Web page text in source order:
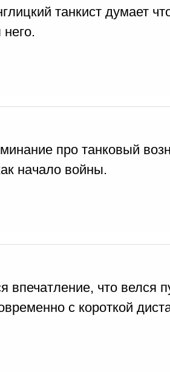
танкист думает
про танковый
начало войны.
впечатление, что велся
с короткой